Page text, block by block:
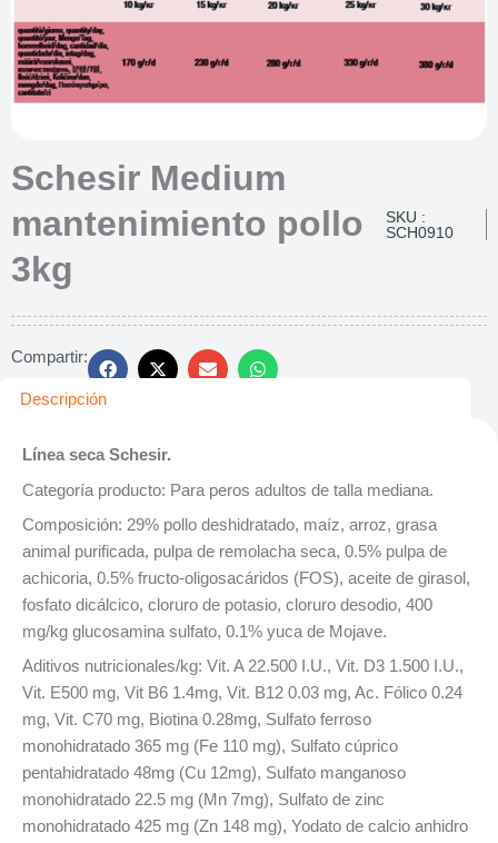
Schesir Medium
mantenimiento pollo
3kg
SKU :
SCH0910
Compartir:
Descripción
Línea seca Schesir.
Categoría producto: Para peros adultos de talla mediana.
Composición: 29% pollo deshidratado, maíz, arroz, grasa
animal purificada, pulpa de remolacha seca, 0.5% pulpa de
achicoria, 0.5% fructo-oligosacáridos (FOS), aceite de girasol,
fosfato dicálcico, cloruro de potasio, cloruro desodio, 400
mg/kg glucosamina sulfato, 0.1% yuca de Mojave.
Aditivos nutricionales/kg: Vit. A 22.500 I.U., Vit. D3 1.500 I.U.,
Vit. E500 mg, Vit B6 1.4mg, Vit. B12 0.03 mg, Ac. Fólico 0.24
mg, Vit. C70 mg, Biotina 0.28mg, Sulfato ferroso
monohidratado 365 mg (Fe 110 mg), Sulfato cúprico
pentahidratado 48mg (Cu 12mg), Sulfato manganoso
monohidratado 22.5 mg (Mn 7mg), Sulfato de zinc
monohidratado 425 mg (Zn 148 mg), Yodato de calcio anhidro